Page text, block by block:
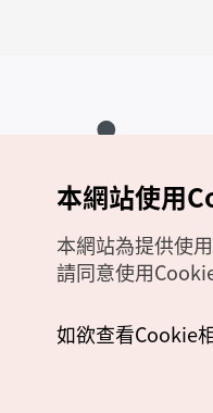
Copyrights (c) 韓國觀
如有相關疑問或建議
本網站使用
本網站為提供使
請同意使用
如欲查看Cookie